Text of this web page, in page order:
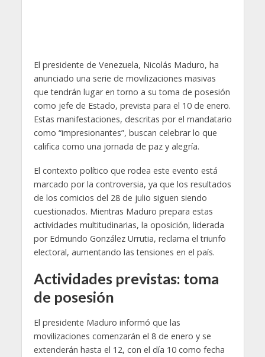
El presidente de Venezuela, Nicolás Maduro, ha
anunciado una serie de movilizaciones masivas
que tendrán lugar en torno a su toma de posesión
como jefe de Estado, prevista para el 10 de enero.
Estas manifestaciones, descritas por el mandatario
como “impresionantes”, buscan celebrar lo que
califica como una jornada de paz y alegría.
El contexto político que rodea este evento está
marcado por la controversia, ya que los resultados
de los comicios del 28 de julio siguen siendo
cuestionados. Mientras Maduro prepara estas
actividades multitudinarias, la oposición, liderada
por Edmundo González Urrutia, reclama el triunfo
electoral, aumentando las tensiones en el país.
Actividades previstas: toma
de posesión
El presidente Maduro informó que las
movilizaciones comenzarán el 8 de enero y se
extenderán hasta el 12, con el día 10 como fecha